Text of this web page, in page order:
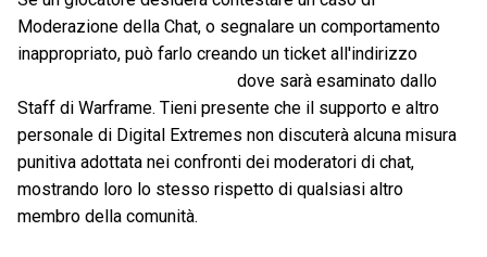
Moderazione della Chat, o segnalare un comportamento
inappropriato, può farlo creando un ticket all'indirizzo
dove sarà esaminato dallo
Staff di Warframe. Tieni presente che il supporto e altro
personale di Digital Extremes non discuterà alcuna misura
punitiva adottata nei confronti dei moderatori di chat,
mostrando loro lo stesso rispetto di qualsiasi altro
membro della comunità.